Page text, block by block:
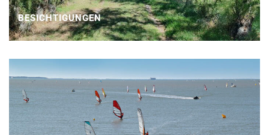
BESICHTIGUNGEN